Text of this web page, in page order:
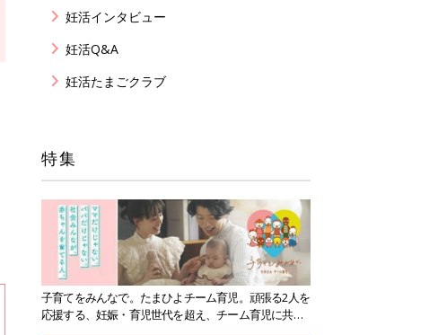
妊活インタビュー
妊活Q&A
妊活たまごクラブ
特集
子育てをみんなで。たまひよチーム育児。頑張る2人を
応援する、妊娠・育児世代を超え、チーム育児に共感